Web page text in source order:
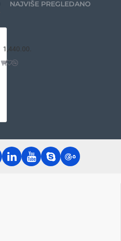
NAJVIŠE PREGLEDANO
1,440.00.